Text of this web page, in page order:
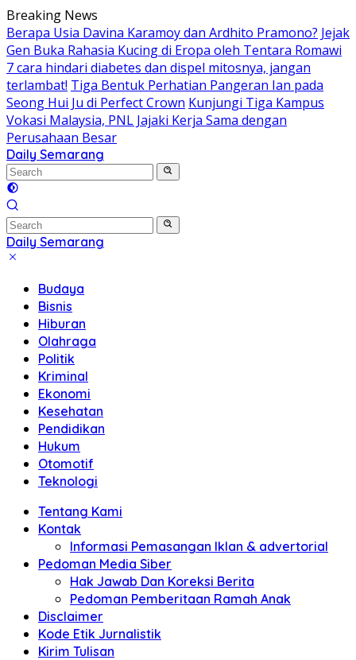
Skip
to
content
Breaking News
Berapa Usia Davina Karamoy dan Ardhito Pramono? Jejak
Gen Buka Rahasia Kucing di Eropa oleh Tentara Romawi
7 cara hindari diabetes dan dispel mitosnya, jangan
terlambat! Tiga Bentuk Perhatian Pangeran Ian pada
Seong Hui Ju di Perfect Crown Kunjungi Tiga Kampus
Vokasi Malaysia, PNL Jajaki Kerja Sama dengan
Perusahaan Besar
Daily Semarang
"Semarang
Hari
Ini:
Informasi
Terkini
untuk
Daily Semarang
"Semarang
Informasi
Terkini
untuk
Anda"
Budaya
Bisnis
Hiburan
Olahraga
Politik
Kriminal
Ekonomi
Kesehatan
Pendidikan
Hukum
Otomotif
Teknologi
Tentang Kami
Kontak
Informasi Pemasangan Iklan & advertorial
Pedoman Media Siber
Hak Jawab Dan Koreksi Berita
Pedoman Pemberitaan Ramah Anak
Disclaimer
Kode Etik Jurnalistik
Kirim Tulisan